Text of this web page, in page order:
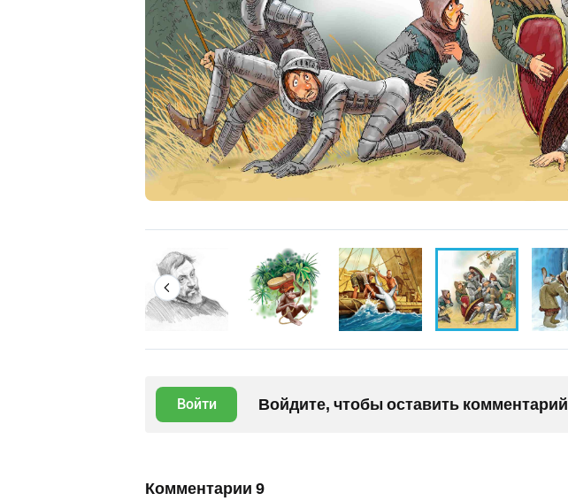
Войти Войдите, чтобы оставить комментарий
Комментарии 9